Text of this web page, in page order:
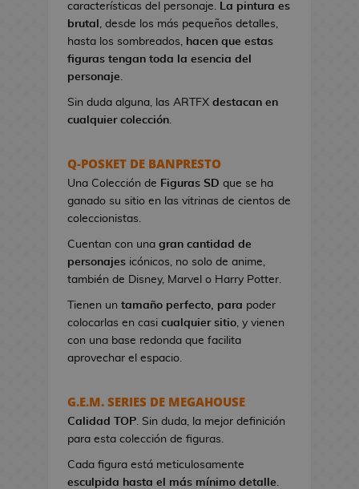
g
o
e
c
s
d
e
V
o
e
g
o
características del personaje. La pintura es
brutal , desde los más pequeños detalles,
hasta los sombreados, hacen que estas
figuras tengan toda la esencia del
personaje.
Sin duda alguna, las ARTFX destacan en
cualquier colección.
Q-POSKET DE BANPRESTO
Una Colección de Figuras SD que se ha
ganado su sitio en las vitrinas de cientos de
coleccionistas.
Cuentan con una gran cantidad de
personajes icónicos, no solo de anime,
también de Disney, Marvel o Harry Potter.
Tienen un tamaño perfecto, para poder
colocarlas en casi cualquier sitio, y vienen
con una base redonda que facilita
aprovechar el espacio.
G.E.M. SERIES DE MEGAHOUSE
Calidad TOP. Sin duda, la mejor definición
para esta colección de figuras.
Cada figura está meticulosamente
esculpida hasta el más mínimo detalle.